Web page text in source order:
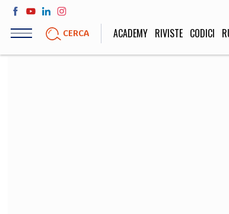
Salta
contenuto
CERCA ACADEMY RIVISTE CODICI